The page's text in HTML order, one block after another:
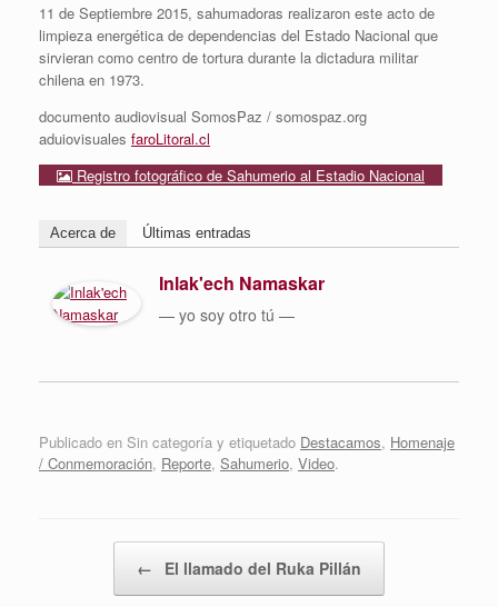
11 de Septiembre 2015, sahumadoras realizaron este acto de
limpieza energética de dependencias del Estado Nacional que
sirvieran como centro de tortura durante la dictadura militar
chilena en 1973.
documento audiovisual SomosPaz / somospaz.org
aduiovisuales faroLitoral.cl
Registro fotográfico de Sahumerio al Estadio Nacional
Acerca de Últimas entradas
Inlak'ech Namaskar
— yo soy otro tú —
Publicado en Sin categoría y etiquetado Destacamos, Homenaje
/ Conmemoración, Reporte, Sahumerio, Video.
← El llamado del Ruka Pillán